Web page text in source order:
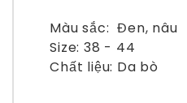
Màu sắc: Đen, nâu
Size: 38 - 44
Chất liệu: Da bò